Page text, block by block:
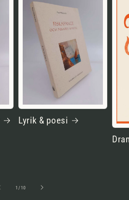
Lyrik & poesi
1 /av
10